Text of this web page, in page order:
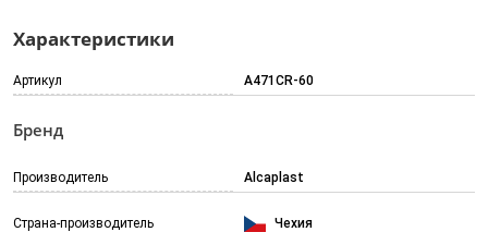
Характеристики
Артикул A471CR-60
Бренд
Производитель Alcaplast
Страна-производитель Чехия